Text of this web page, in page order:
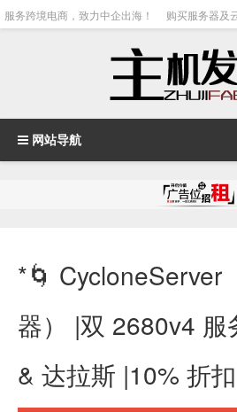
服务跨境电商，致力中企出海！ 购买服务器及
网站导航
*🌀 CycloneServer
器） |双 2680v4 服
& 达拉斯 |10% 折扣